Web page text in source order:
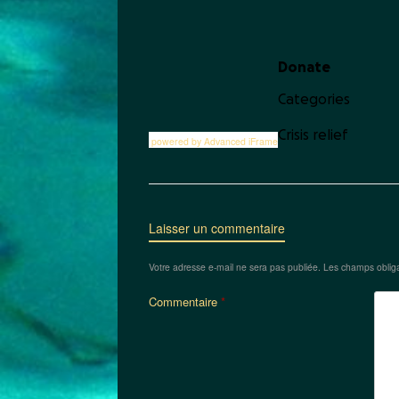
powered by Advanced iFrame
Laisser un commentaire
Votre adresse e-mail ne sera pas publiée. Les champs
Commentaire *